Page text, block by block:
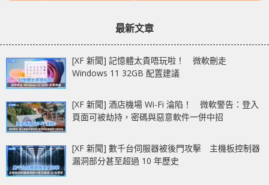
RX 7900 XTX Taichi
最新文章
[XF 新聞] 記憶體太貴唔玩啦！ 微軟刪走
Windows 11 32GB 配置建議
[XF 新聞] 酒店機場 Wi-Fi 淪陷！ 微軟警告：登入
頁面可被劫持，密碼與惡意軟件一併中招
[XF 新聞] 數千台伺服器被後門攻擊 主機板控制器
漏洞部分甚至超過 10 年歷史